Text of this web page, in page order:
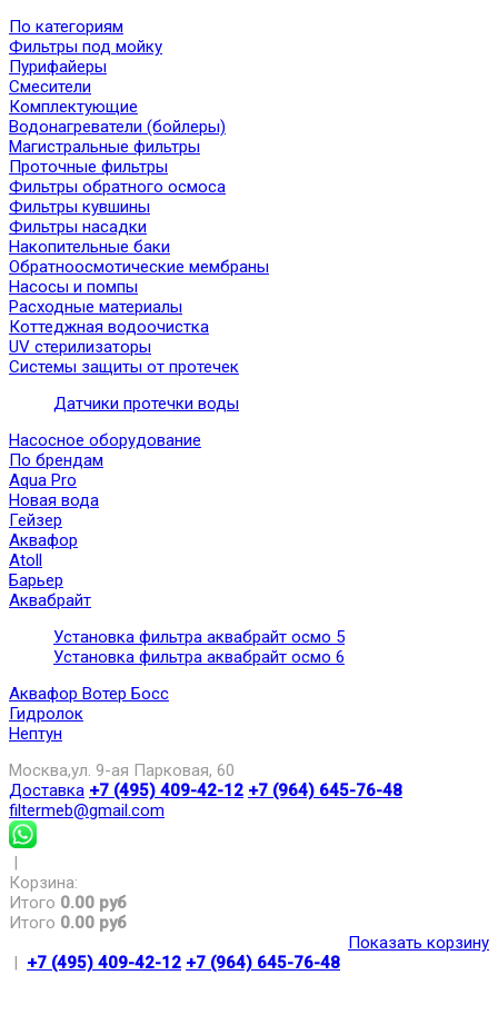
По категориям
Фильтры под мойку
Пурифайеры
Смесители
Комплектующие
Водонагреватели (бойлеры)
Магистральные фильтры
Проточные фильтры
Фильтры обратного осмоса
Фильтры кувшины
Фильтры насадки
Накопительные баки
Обратноосмотические мембраны
Насосы и помпы
Расходные материалы
Коттеджная водоочистка
UV стерилизаторы
Системы защиты от протечек
Датчики протечки воды
Насосное оборудование
По брендам
Aqua Pro
Новая вода
Гейзер
Аквафор
Atoll
Барьер
Аквабрайт
Установка фильтра аквабрайт осмо 5
Установка фильтра аквабрайт осмо 6
Аквафор Вотер Босс
Гидролок
Нептун
Москва,ул. 9-ая Парковая, 60
Доставка +7 (495) 409-42-12 +7 (964) 645-76-48
filtermeb@gmail.com
|
Корзина:
Итого 0.00 руб
Итого 0.00 руб
Показать корзину
| +7 (495) 409-42-12 +7 (964) 645-76-48